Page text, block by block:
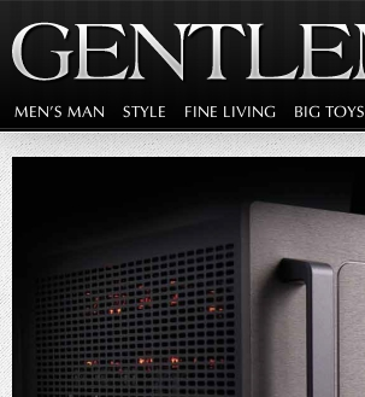
MEN'S MAN STYLE FINE LIVING BIG TOYS